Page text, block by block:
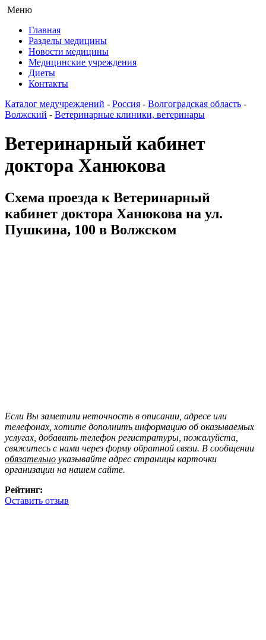
Меню
Главная
Разделы медицины
Новости медицины
Медицинские учреждения
Диеты
Контакты
Каталог медучреждений - Россия - Волгоградская область -
Волжский - Ветеринарные клиники, ветеринары
Ветеринарный кабинет
доктора Ханюкова
Схема проезда к Ветеринарный
кабинет доктора Ханюкова на ул.
Пушкина, 100 в Волжском
Если Вы заметили неточность в описании, адресе или
телефонах, хотите дополнить информацию об оказываемых
услугах, добавить телефон регистратуры, пожалуйста,
свяжитесь с нами через форму обратной связи. В сообщении
обязательно указывайте адрес страницы карточки
организации на нашем сайте.
Рейтинг:
Оставить отзыв